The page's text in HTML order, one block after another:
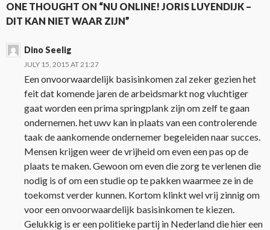
ONE THOUGHT ON “NU ONLINE! JORIS LUYENDIJK –
DIT KAN NIET WAAR ZIJN”
Dino Seelig
JULY 15, 2015 AT 21:27
Een onvoorwaardelijk basisinkomen zal zeker gezien het
feit dat komende jaren de arbeidsmarkt nog vluchtiger
gaat worden een prima springplank zijn om zelf te gaan
ondernemen. het uwv kan in plaats van een controlerende
taak de aankomende ondernemer begeleiden naar succes.
Mensen krijgen weer de vrijheid om even een pas op de
plaats te maken. Gewoon om even die zorg te verlenen die
nodig is of om een studie op te pakken waarmee ze in de
toekomst verder kunnen. Kortom klinkt wel vrij zinnig om
voor een onvoorwaardelijk basisinkomen te kiezen.
Gelukkig is er een politieke partij in Nederland die hier een